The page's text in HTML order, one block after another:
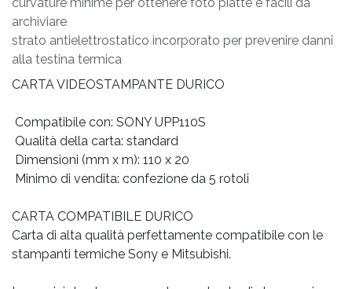
archiviare
strato antielettrostatico incorporato per prevenire danni
alla testina termica
CARTA VIDEOSTAMPANTE DURICO
 Compatibile con: SONY UPP110S
 Qualità della carta: standard
 Dimensioni (mm x m): 110 x 20
 Minimo di vendita: confezione da 5 rotoli
CARTA COMPATIBILE DURICO
Carta di alta qualità perfettamente compatibile con le
stampanti termiche Sony e Mitsubishi.